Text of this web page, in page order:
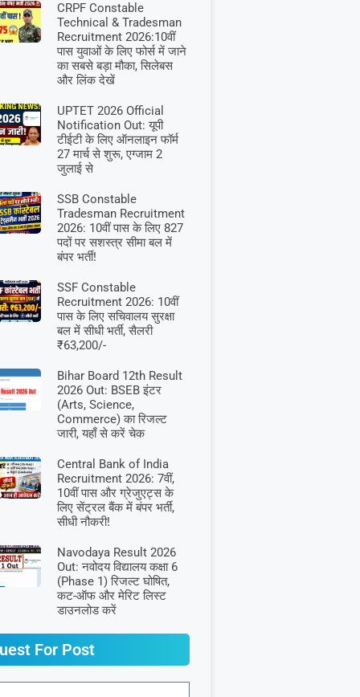
CRPF Constable
Technical & Tradesman
Recruitment 2026:10वीं
पास युवाओं के लिए फोर्स में जाने
का सबसे बड़ा मौका, सिलेबस
और लिंक देखें
UPTET 2026 Official
Notification Out: यूपी
टीईटी के लिए ऑनलाइन फॉर्म
27 मार्च से शुरू, एग्जाम 2
जुलाई से
SSB Constable
Tradesman Recruitment
2026: 10वीं पास के लिए 827
पदों पर सशस्त्र सीमा बल में
बंपर भर्ती!
SSF Constable
Recruitment 2026: 10वीं
पास के लिए सचिवालय सुरक्षा
बल में सीधी भर्ती, सैलरी
₹63,200/-
Bihar Board 12th Result
2026 Out: BSEB इंटर
(Arts, Science,
Commerce) का रिजल्ट
जारी, यहाँ से करें चेक
Central Bank of India
Recruitment 2026: 7वीं,
10वीं पास और ग्रेजुएट्स के
लिए सेंट्रल बैंक में बंपर भर्ती,
सीधी नौकरी!
Navodaya Result 2026
Out: नवोदय विद्यालय कक्षा 6
(Phase 1) रिजल्ट घोषित,
कट-ऑफ और मेरिट लिस्ट
डाउनलोड करें
For Post